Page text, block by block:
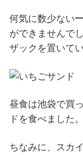
何気に数少ない
ができませんで
ザックを置いて
昼食は池袋で買
ドを食べました
ちなみに、スカ